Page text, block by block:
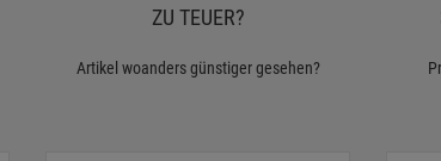
ZU TEUER?
Artikel woanders günstiger gesehen?